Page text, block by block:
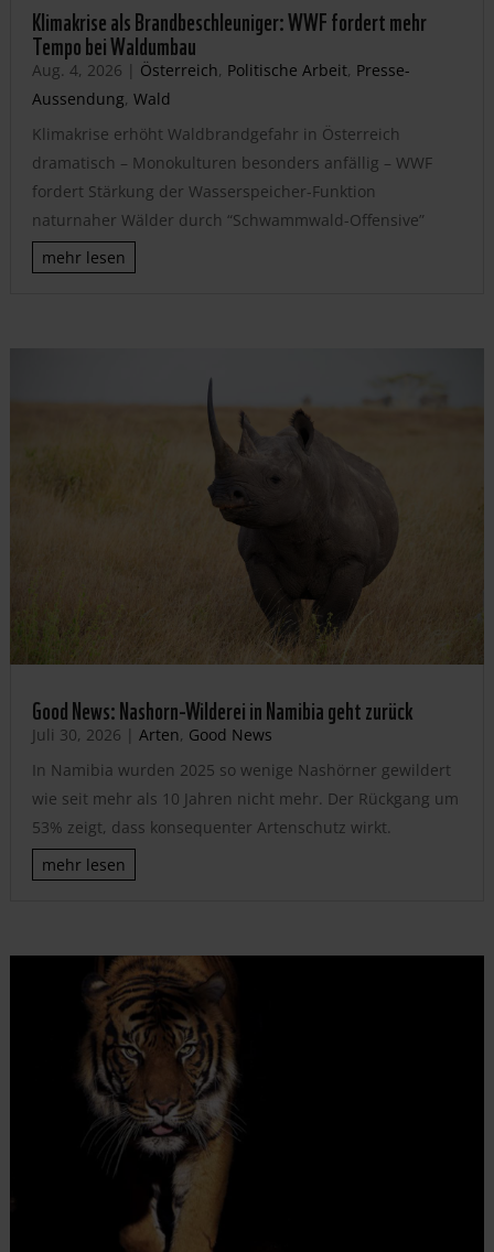
Klimakrise als Brandbeschleuniger: WWF fordert mehr
Tempo bei Waldumbau
Aug. 4, 2026 | Österreich, Politische Arbeit, Presse-
Aussendung, Wald
Klimakrise erhöht Waldbrandgefahr in Österreich
dramatisch – Monokulturen besonders anfällig – WWF
fordert Stärkung der Wasserspeicher-Funktion
naturnaher Wälder durch “Schwammwald-Offensive”
mehr lesen
Good News: Nashorn-Wilderei in Namibia geht zurück
Juli 30, 2026 | Arten, Good News
In Namibia wurden 2025 so wenige Nashörner gewildert
wie seit mehr als 10 Jahren nicht mehr. Der Rückgang um
53% zeigt, dass konsequenter Artenschutz wirkt.
mehr lesen